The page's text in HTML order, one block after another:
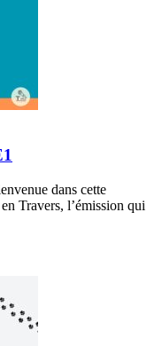
dans cette
Travers, l’émission qui